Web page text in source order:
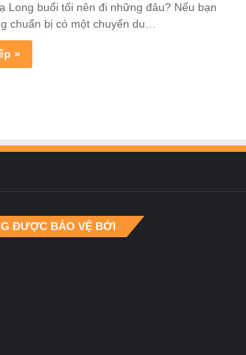
Long buổi tối nên đi những đâu? Nếu bạn
chuẩn bị có một chuyến du…
»
ĐƯỢC BẢO VỆ BỞI